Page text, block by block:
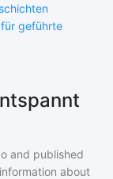
geführte
and published
about